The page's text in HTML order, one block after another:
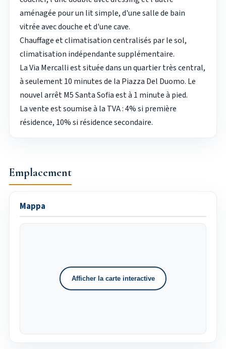
aménagée pour un lit simple, d'une salle de bain
vitrée avec douche et d'une cave.
Chauffage et climatisation centralisés par le sol,
climatisation indépendante supplémentaire.
La Via Mercalli est située dans un quartier très central,
à seulement 10 minutes de la Piazza Del Duomo. Le
nouvel arrêt M5 Santa Sofia est à 1 minute à pied.
La vente est soumise à la TVA : 4% si première
résidence, 10% si résidence secondaire.
Emplacement
Mappa
Afficher la carte interactive